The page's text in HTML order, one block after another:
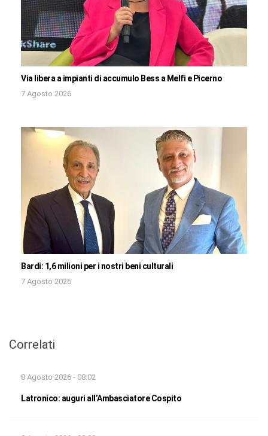
Via libera a impianti di accumulo Bess a Melfi e Picerno
7 Agosto 2026
Bardi: 1,6 milioni per i nostri beni culturali
7 Agosto 2026
Correlati
8 Agosto 2026 - 08:02
Latronico: auguri all’Ambasciatore Cospito